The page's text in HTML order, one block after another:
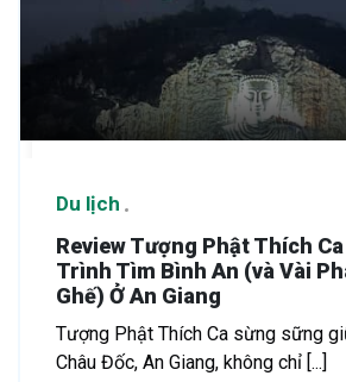
Du lịch
Review Tượng Phật Thích
Trình Tìm Bình An (và Vài
Ghế) Ở An Giang
Tượng Phật Thích Ca sừng sững
Châu Đốc, An Giang, không chỉ [...]